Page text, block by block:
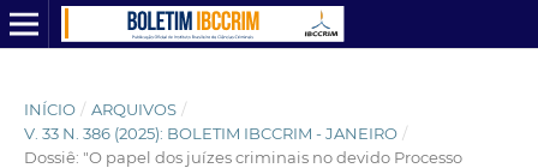
INÍCIO / ARQUIVOS /
V. 33 N. 386 (2025): BOLETIM IBCCRIM - JANEIRO /
Dossiê: "O papel dos juízes criminais no devido Processo